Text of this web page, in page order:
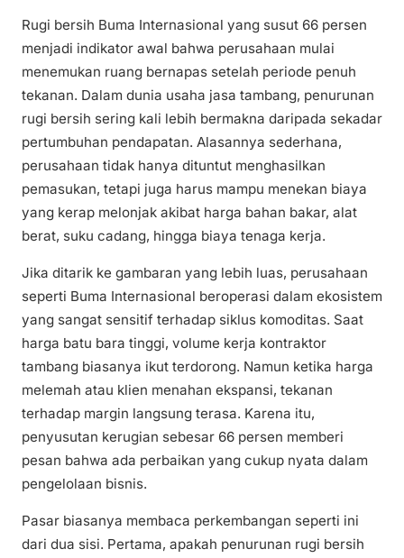
Rugi bersih Buma Internasional yang susut 66 persen
menjadi indikator awal bahwa perusahaan mulai
menemukan ruang bernapas setelah periode penuh
tekanan. Dalam dunia usaha jasa tambang, penurunan
rugi bersih sering kali lebih bermakna daripada sekadar
pertumbuhan pendapatan. Alasannya sederhana,
perusahaan tidak hanya dituntut menghasilkan
pemasukan, tetapi juga harus mampu menekan biaya
yang kerap melonjak akibat harga bahan bakar, alat
berat, suku cadang, hingga biaya tenaga kerja.
Jika ditarik ke gambaran yang lebih luas, perusahaan
seperti Buma Internasional beroperasi dalam ekosistem
yang sangat sensitif terhadap siklus komoditas. Saat
harga batu bara tinggi, volume kerja kontraktor
tambang biasanya ikut terdorong. Namun ketika harga
melemah atau klien menahan ekspansi, tekanan
terhadap margin langsung terasa. Karena itu,
penyusutan kerugian sebesar 66 persen memberi
pesan bahwa ada perbaikan yang cukup nyata dalam
pengelolaan bisnis.
Pasar biasanya membaca perkembangan seperti ini
dari dua sisi. Pertama, apakah penurunan rugi bersih